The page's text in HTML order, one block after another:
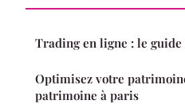
Trading en ligne : le
Optimisez votre
patrimoine à paris